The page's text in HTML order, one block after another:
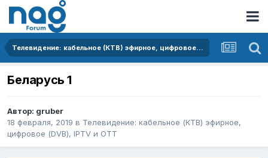
Телевидение: кабельное (КТВ) эфирное, цифровое (DVB), IPTV и OTT
Беларусь 1
Автор: gruber
18 февраля, 2019 в Телевидение: кабельное (КТВ) эфирное,
цифровое (DVB), IPTV и OTT